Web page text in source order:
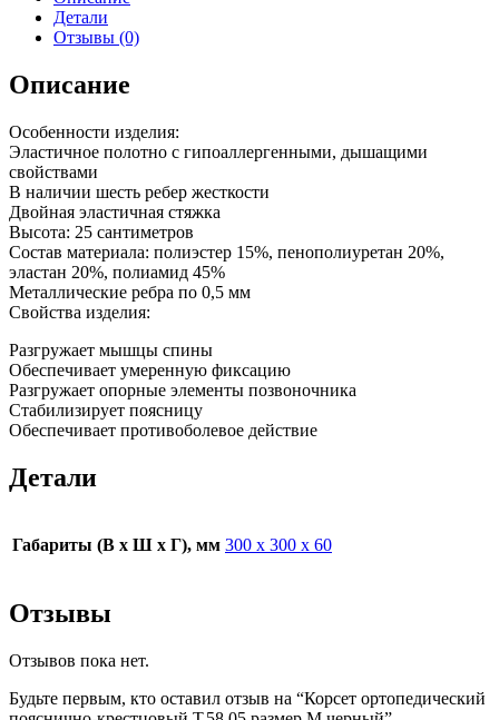
Детали
Отзывы (0)
Описание
Особенности изделия:
Эластичное полотно с гипоаллергенными, дышащими
свойствами
В наличии шесть ребер жесткости
Двойная эластичная стяжка
Высота: 25 сантиметров
Состав материала: полиэстер 15%, пенополиуретан 20%,
эластан 20%, полиамид 45%
Металлические ребра по 0,5 мм
Свойства изделия:
Разгружает мышцы спины
Обеспечивает умеренную фиксацию
Разгружает опорные элементы позвоночника
Стабилизирует поясницу
Обеспечивает противоболевое действие
Детали
Габариты (В х Ш х Г), мм 300 х 300 х 60
Отзывы
Отзывов пока нет.
Будьте первым, кто оставил отзыв на “Корсет ортопедический